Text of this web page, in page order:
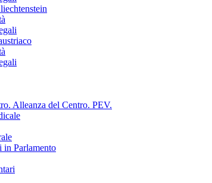
Alleanza del Centro. PEV.
in Parlamento